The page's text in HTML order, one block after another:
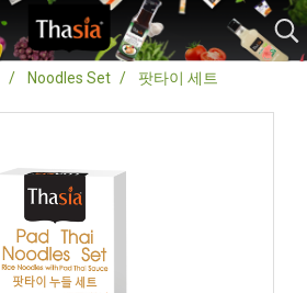
Noodles Set 팟타이 세트